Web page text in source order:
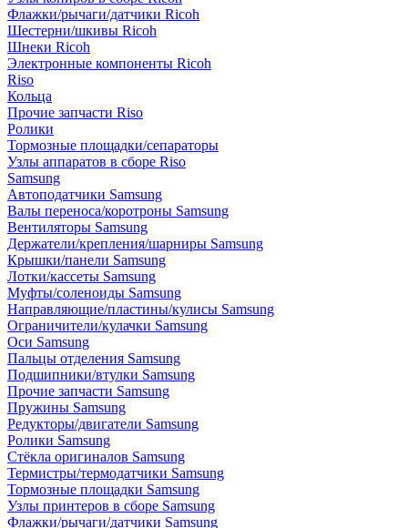
Флажки/рычаги/датчики Ricoh
Шестерни/шкивы Ricoh
Шнеки Ricoh
Электронные компоненты Ricoh
Riso
Кольца
Прочие запчасти Riso
Ролики
Тормозные площадки/сепараторы
Узлы аппаратов в сборе Riso
Samsung
Автоподатчики Samsung
Валы переноса/коротроны Samsung
Вентиляторы Samsung
Держатели/крепления/шарниры Samsung
Крышки/панели Samsung
Лотки/кассеты Samsung
Муфты/соленоиды Samsung
Направляющие/пластины/кулисы Samsung
Ограничители/кулачки Samsung
Оси Samsung
Пальцы отделения Samsung
Подшипники/втулки Samsung
Прочие запчасти Samsung
Пружины Samsung
Редукторы/двигатели Samsung
Ролики Samsung
Стёкла оригиналов Samsung
Термистры/термодатчики Samsung
Тормозные площадки Samsung
Узлы принтеров в сборе Samsung
Флажки/рычаги/датчики Samsung